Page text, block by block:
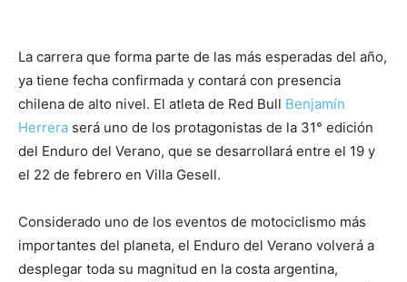
La carrera que forma parte de las más esperadas del año,
ya tiene fecha confirmada y contará con presencia
chilena de alto nivel. El atleta de Red Bull Benjamín
Herrera será uno de los protagonistas de la 31° edición
del Enduro del Verano, que se desarrollará entre el 19 y
el 22 de febrero en Villa Gesell.
Considerado uno de los eventos de motociclismo más
importantes del planeta, el Enduro del Verano volverá a
desplegar toda su magnitud en la costa argentina,